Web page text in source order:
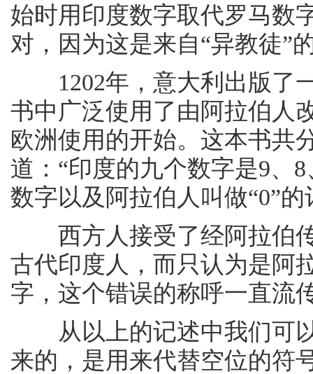
始时用印度数字取代罗马数
对，因为这是来自“异教徒”
1202年，意大利出版了
书中广泛使用了由阿拉伯人
欧洲使用的开始。这本书共
道：“印度的九个数字是9、
数字以及阿拉伯人叫做“0”
西方人接受了经阿拉伯传
古代印度人，而只认为是阿
字，这个错误的称呼一直流
从以上的记述中我们可以
来的，是用来代替空位的符